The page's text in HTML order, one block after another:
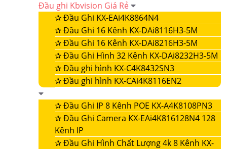
Đầu ghi Kbvision Giá Rẻ
✰Đầu Ghi KX-EAi4K8864N4
✰Đầu Ghi 16 Kênh KX-DAi8116H3-5M
✰Đầu Ghi 16 Kênh KX-DAi8216H3-5M
✰Đầu Ghi Hình 32 Kênh KX-DAi8232H3-5M
✰Đầu ghi hình KX-C4K8432SN3
✰Đầu ghi hình KX-CAi4K8116EN2
✰Đầu Ghi IP 8 Kênh POE KX-A4K8108PN3
✰Đầu Ghi Camera KX-EAi4K816128N4 128
Kênh IP
✰Đầu Ghi Hình Chất Lượng 4k 8 Kênh KX-